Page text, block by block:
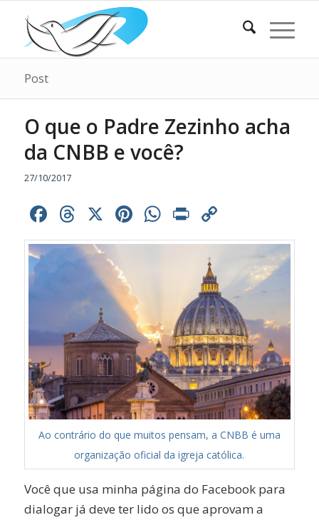
Post
O que o Padre Zezinho acha
da CNBB e você?
27/10/2017
Facebook
Threads
X Pinterest
WhatsApp
Print
Link
Ao contrário do que muitos pensam, a CNBB é uma
organização oficial da igreja católica.
Você que usa minha página do Facebook para
dialogar já deve ter lido os que aprovam a